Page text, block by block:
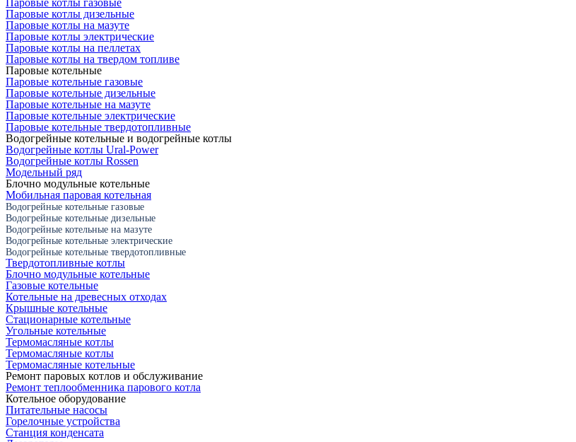
Паровые котлы дизельные
Паровые котлы на мазуте
Паровые котлы электрические
Паровые котлы на пеллетах
Паровые котлы на твердом топливе
Паровые котельные
Паровые котельные газовые
Паровые котельные дизельные
Паровые котельные на мазуте
Паровые котельные электрические
Паровые котельные твердотопливные
Водогрейные котельные и водогрейные котлы
Водогрейные котлы Ural-Power
Водогрейные котлы Rossen
Модельный ряд
Блочно модульные котельные
Мобильная паровая котельная
Водогрейные котельные газовые
Водогрейные котельные дизельные
Водогрейные котельные на мазуте
Водогрейные котельные электрические
Водогрейные котельные твердотопливные
Твердотопливные котлы
Блочно модульные котельные
Газовые котельные
Котельные на древесных отходах
Крышные котельные
Стационарные котельные
Угольные котельные
Термомасляные котлы
Термомасляные котлы
Термомасляные котельные
Ремонт паровых котлов и обслуживание
Ремонт теплообменника парового котла
Котельное оборудование
Питательные насосы
Горелочные устройства
Станция конденсата